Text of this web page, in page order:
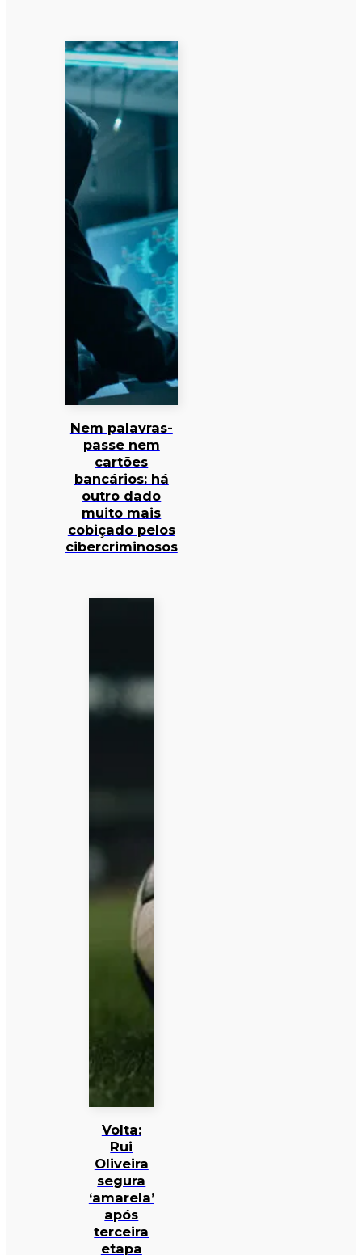
Nem palavras-
passe nem
cartões
bancários: há
outro dado
muito mais
cobiçado pelos
cibercriminosos
Volta:
Rui
Oliveira
segura
‘amarela’
após
terceira
etapa